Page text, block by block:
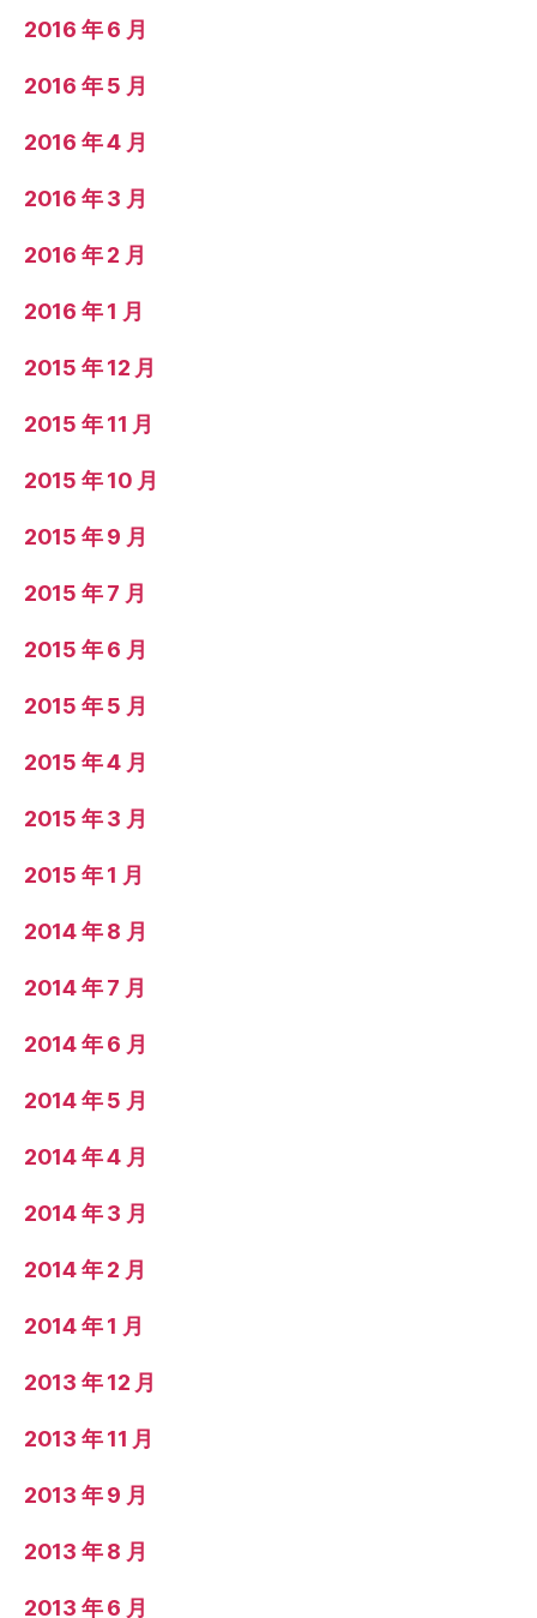
2016 年 6 月
2016 年 5 月
2016 年 4 月
2016 年 3 月
2016 年 2 月
2016 年 1 月
2015 年 12 月
2015 年 11 月
2015 年 10 月
2015 年 9 月
2015 年 7 月
2015 年 6 月
2015 年 5 月
2015 年 4 月
2015 年 3 月
2015 年 1 月
2014 年 8 月
2014 年 7 月
2014 年 6 月
2014 年 5 月
2014 年 4 月
2014 年 3 月
2014 年 2 月
2014 年 1 月
2013 年 12 月
2013 年 11 月
2013 年 9 月
2013 年 8 月
2013 年 6 月